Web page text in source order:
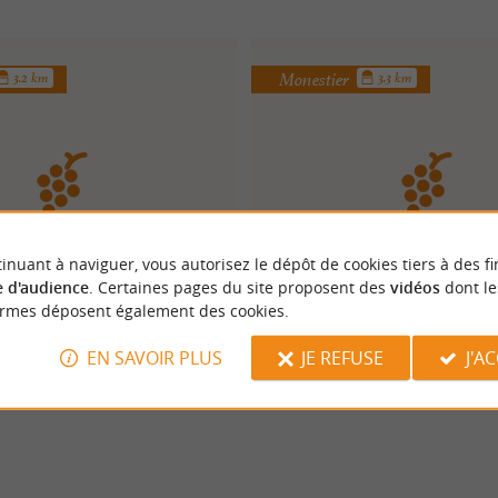
DES EYSSARDS
3.2 km
Château Monestier La
Monestier 3.3 km
à naviguer, vous autorisez le dépôt de cookies tiers à des
d'audience. Certaines pages du site proposent des vidéosdont
déposent également des cookies.
EN SAVOIR PLUS JE REFUSE